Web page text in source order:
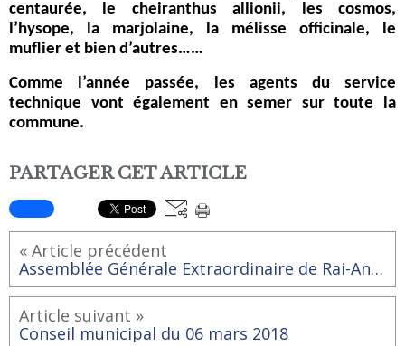
centaurée, le cheiranthus allionii, les cosmos,
l’hysope, la marjolaine, la mélisse officinale, le
muflier et bien d’autres……
Comme l’année passée, les agents du service
technique vont également en semer sur toute la
commune.
PARTAGER CET ARTICLE
« Article précédent
Assemblée Générale Extraordinaire de Rai-Animation
Article suivant »
Conseil municipal du 06 mars 2018